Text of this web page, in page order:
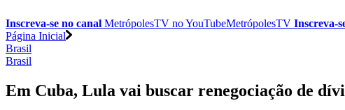
Inscreva-se no canal MetrópolesTV noYouTubeMetrópolesTV Inscreva-
Página Inicial
Brasil
Brasil
Em Cuba, Lula vai buscar renegociação de